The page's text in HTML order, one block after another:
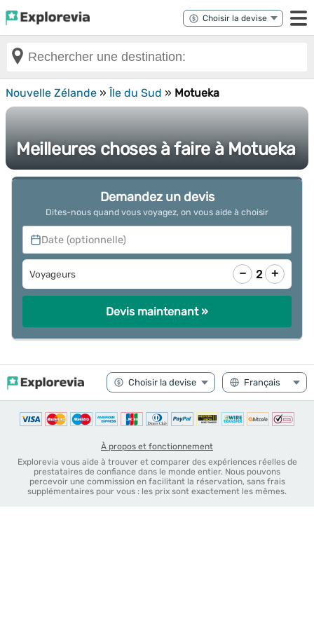
Nouvelle Zélande » Île du Sud » Motueka
Meilleures choses à faire à Motueka
Demandez un devis
Dites-nous quand vous voyagez, on vous aide à choisir
Date (optionnelle)
Voyageurs − 2 +
Devis maintenant »
À propos et fonctionnement
Explorevia vous aide à trouver et comparer des expériences réelles de
prestataires de confiance dans le monde entier. Nous pouvons
percevoir une commission en facilitant la réservation, sans frais
supplémentaires pour vous : les prix sont exactement les mêmes.